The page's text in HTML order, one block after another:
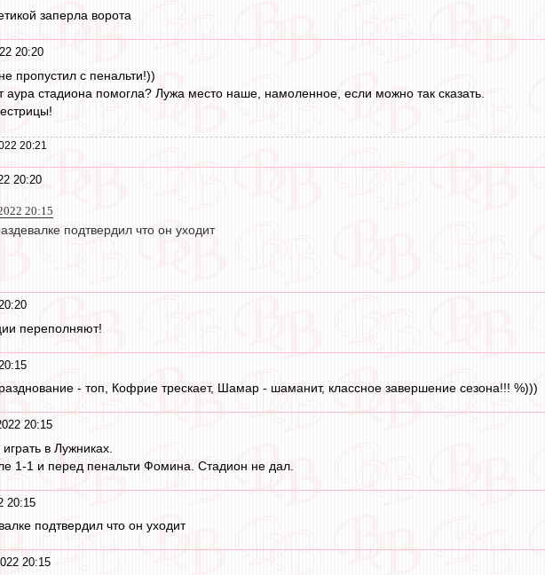
заперла ворота
20:20
пропустил с пенальти!))
аура стадиона помогла? Лужа место наше, намоленное, если можно так сказать.
20:21
20:20
20:15
подтвердил что он уходит
переполняют!
- топ, Кофрие трескает, Шамар - шаманит, классное завершение сезона!!! %)))
20:15
в Лужниках.
1-1 и перед пенальти Фомина. Стадион не дал.
20:15
подтвердил что он уходит
20:15